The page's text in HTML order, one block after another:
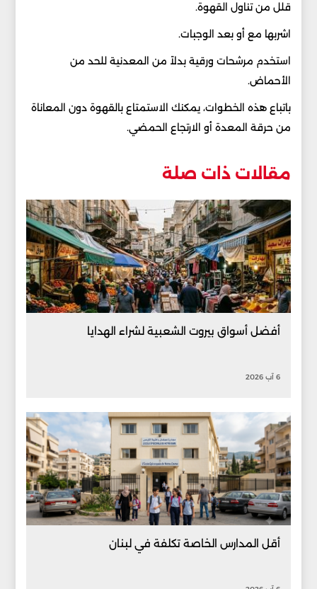
قلل من تناول القهوة.
اشربها مع أو بعد الوجبات.
استخدم مرشحات ورقية بدلاً من المعدنية للحد من
الأحماض.
باتباع هذه الخطوات، يمكنك الاستمتاع بالقهوة دون المعاناة
من حرقة المعدة أو الارتجاع الحمضي.
مقالات ذات صلة
أفضل أسواق بيروت الشعبية لشراء الهدايا
6 آب 2026
أقل المدارس الخاصة تكلفة في لبنان